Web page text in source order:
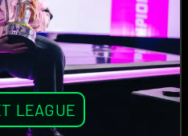
LEAGUE